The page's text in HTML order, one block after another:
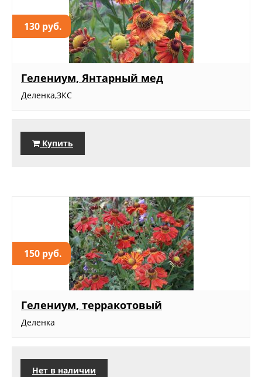
130 руб.
Гелениум, Янтарный мед
Деленка,ЗКС
Купить
150 руб.
Гелениум, терракотовый
Деленка
Нет в наличии